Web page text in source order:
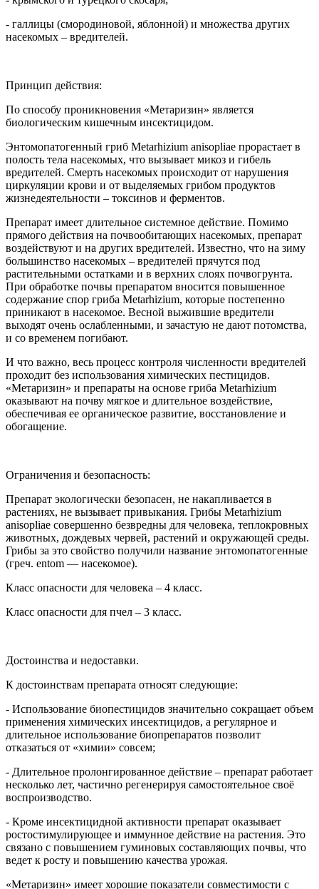
- галлицы (смородиновой, яблонной) и множества других
насекомых – вредителей.
Принцип действия:
По способу проникновения «Метаризин» является
биологическим кишечным инсектицидом.
Энтомопатогенный гриб Metarhizium anisopliae прорастает в
полость тела насекомых, что вызывает микоз и гибель
вредителей. Смерть насекомых происходит от нарушения
циркуляции крови и от выделяемых грибом продуктов
жизнедеятельности – токсинов и ферментов.
Препарат имеет длительное системное действие. Помимо
прямого действия на почвообитающих насекомых, препарат
воздействуют и на других вредителей. Известно, что на зиму
большинство насекомых – вредителей прячутся под
растительными остатками и в верхних слоях почвогрунта.
При обработке почвы препаратом вносится повышенное
содержание спор гриба Metarhizium, которые постепенно
приникают в насекомое. Весной выжившие вредители
выходят очень ослабленными, и зачастую не дают потомства,
и со временем погибают.
И что важно, весь процесс контроля численности вредителей
проходит без использования химических пестицидов.
«Метаризин» и препараты на основе гриба Metarhizium
оказывают на почву мягкое и длительное воздействие,
обеспечивая ее органическое развитие, восстановление и
обогащение.
Ограничения и безопасность:
Препарат экологически безопасен, не накапливается в
растениях, не вызывает привыкания. Грибы Metarhizium
anisopliae совершенно безвредны для человека, теплокровных
животных, дождевых червей, растений и окружающей среды.
Грибы за это свойство получили название энтомопатогенные
(греч. entom — насекомое).
Класс опасности для человека – 4 класс.
Класс опасности для пчел – 3 класс.
Достоинства и недоставки.
К достоинствам препарата относят следующие:
- Использование биопестицидов значительно сокращает объем
применения химических инсектицидов, а регулярное и
длительное использование биопрепаратов позволит
отказаться от «химии» совсем;
- Длительное пролонгированное действие – препарат работает
несколько лет, частично регенерируя самостоятельное своё
воспроизводство.
- Кроме инсектицидной активности препарат оказывает
ростостимулирующее и иммунное действие на растения. Это
связано с повышением гуминовых составляющих почвы, что
ведет к росту и повышению качества урожая.
«Метаризин» имеет хорошие показатели совместимости с